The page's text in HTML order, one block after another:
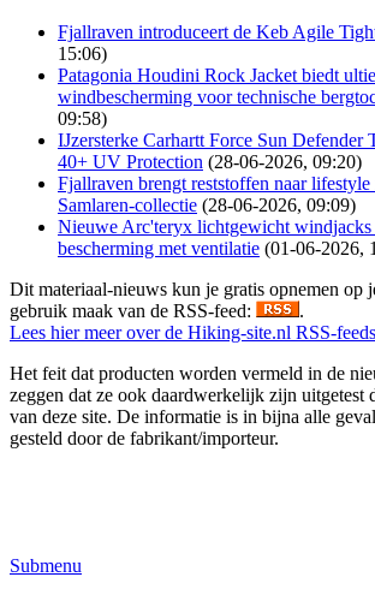
Fjallraven introduceert de Keb Agile
15:06)
Patagonia Houdini Rock Jacket biedt
windbescherming voor technische
09:58)
IJzersterke Carhartt Force Sun Defender
40+ UV Protection (28-06-2026, 09:20)
Fjallraven brengt reststoffen naar
Samlaren-collectie (28-06-2026, 09:09)
Nieuwe Arc'teryx lichtgewicht windjacks
bescherming met ventilatie (01-06-2026,
Dit materiaal-nieuws kun je gratis opnemen op
gebruik maak van de RSS-feed:
.
Lees hier meer over de Hiking-site.nl RSS-feeds
Het feit dat producten worden vermeld in de
zeggen dat ze ook daardwerkelijk zijn uitgetest
van deze site. De informatie is in bijna alle
gesteld door de fabrikant/importeur.
Submenu